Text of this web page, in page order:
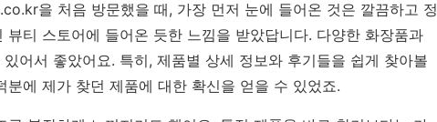
을 처음 방문했을 때, 가장 먼저 눈에 들어온 것은 깔끔하고 정
티 스토어에 들어온 듯한 느낌을 받았답니다. 다양한 화장품과
어서 좋았어요. 특히, 제품별 상세 정보와 후기들을 쉽게 찾아볼
에 제가 찾던 제품에 대한 확신을 얻을 수 있었죠.